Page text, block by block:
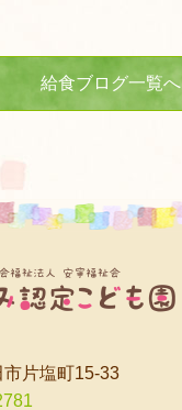
給食ブログ一覧へ
片塩町15-33